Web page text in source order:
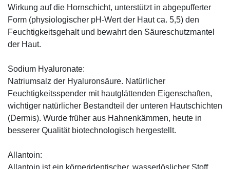
Wirkung auf die Hornschicht, unterstützt in abgepufferter
Form (physiologischer pH-Wert der Haut ca. 5,5) den
Feuchtigkeitsgehalt und bewahrt den Säureschutzmantel
der Haut.
Sodium Hyaluronate:
Natriumsalz der Hyaluronsäure. Natürlicher
Feuchtigkeitsspender mit hautglättenden Eigenschaften,
wichtiger natürlicher Bestandteil der unteren Hautschichten
(Dermis). Wurde früher aus Hahnenkämmen, heute in
besserer Qualität biotechnologisch hergestellt.
Allantoin:
Allantoin ist ein körperidentischer, wasserlöslicher Stoff